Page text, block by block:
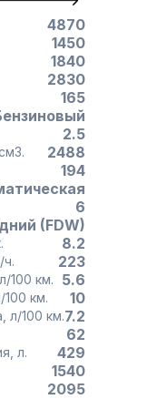
4870
1450
1840
2830
165
2.5
объем двигателя, см3. 2488
194
6
(FDW)
8.2
км/ч. 223
100 км. 5.6
км. 10
л/100 км.7.2
62
Объем багажного отделения, л. 429
1540
2095